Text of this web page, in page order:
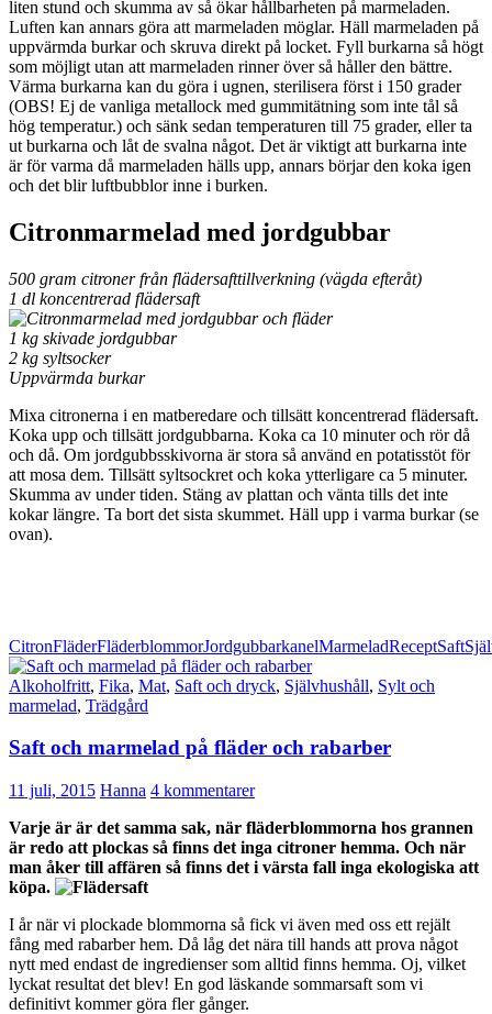
liten stund och skumma av så ökar hållbarheten på marmeladen.
Luften kan annars göra att marmeladen möglar. Häll marmeladen på
uppvärmda burkar och skruva direkt på locket. Fyll burkarna så högt
som möjligt utan att marmeladen rinner över så håller den bättre.
Värma burkarna kan du göra i ugnen, sterilisera först i 150 grader
(OBS! Ej de vanliga metallock med gummitätning som inte tål så
hög temperatur.) och sänk sedan temperaturen till 75 grader, eller ta
ut burkarna och låt de svalna något. Det är viktigt att burkarna inte
är för varma då marmeladen hälls upp, annars börjar den koka igen
och det blir luftbubblor inne i burken.
Citronmarmelad med jordgubbar
500 gram citroner från flädersafttillverkning (vägda efteråt)
1 dl koncentrerad flädersaft
1 kg skivade jordgubbar
2 kg syltsocker
Uppvärmda burkar
Mixa citronerna i en matberedare och tillsätt koncentrerad flädersaft.
Koka upp och tillsätt jordgubbarna. Koka ca 10 minuter och rör då
och då. Om jordgubbsskivorna är stora så använd en potatisstöt för
att mosa dem. Tillsätt syltsockret och koka ytterligare ca 5 minuter.
Skumma av under tiden. Stäng av plattan och vänta tills det inte
kokar längre. Ta bort det sista skummet. Häll upp i varma burkar (se
ovan).
CitronFläderFläderblommorJordgubbarkanelMarmeladReceptSaft
Alkoholfritt, Fika, Mat, Saft och dryck, Självhushåll, Sylt och
marmelad, Trädgård
Saft och marmelad på fläder och rabarber
11 juli, 2015 Hanna 4 kommentarer
Varje är är det samma sak, när fläderblommorna hos grannen
är redo att plockas så finns det inga citroner hemma. Och när
man åker till affären så finns det i värsta fall inga ekologiska att
köpa.
I år när vi plockade blommorna så fick vi även med oss ett rejält
fång med rabarber hem. Då låg det nära till hands att prova något
nytt med endast de ingredienser som alltid finns hemma. Oj, vilket
lyckat resultat det blev! En god läskande sommarsaft som vi
definitivt kommer göra fler gånger.